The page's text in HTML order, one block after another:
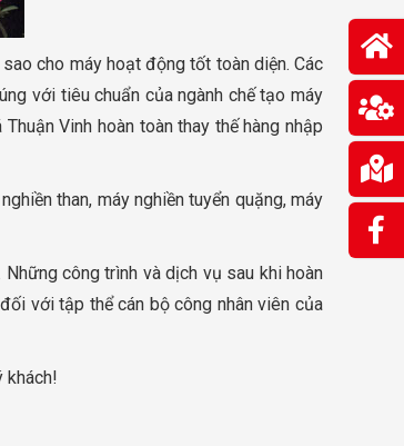
cho máy hoạt động tốt toàn diện. Các
với tiêu chuẩn của ngành chế tạo máy
Vinh hoàn toàn thay thế hàng nhập
than, máy nghiền tuyển quặng, máy
công trình và dịch vụ sau khi hoàn
với tập thể cán bộ công nhân viên của
khách!